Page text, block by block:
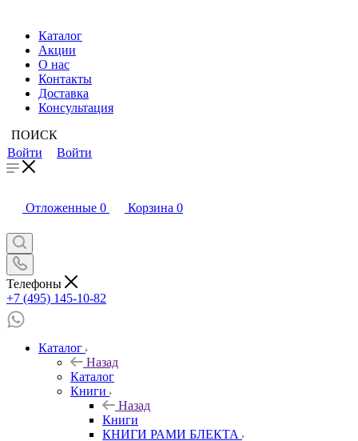
Каталог
Акции
О нас
Контакты
Доставка
Консультация
ПОИСК
Войти
Войти
Отложенные 0 Корзина 0
Телефоны
+7 (495) 145-10-82
Каталог
Назад
Каталог
Книги
Назад
Книги
КНИГИ РАМИ БЛЕКТА